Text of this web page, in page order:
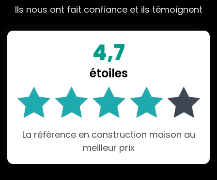
Ils nous ont fait confiance et ils témoignent
4,7
étoiles
La référence en construction maison au
meilleur prix